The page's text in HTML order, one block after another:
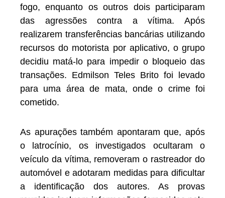
fogo, enquanto os outros dois participaram
das agressões contra a vítima. Após
realizarem transferências bancárias utilizando
recursos do motorista por aplicativo, o grupo
decidiu matá-lo para impedir o bloqueio das
transações. Edmilson Teles Brito foi levado
para uma área de mata, onde o crime foi
cometido.
As apurações também apontaram que, após
o latrocínio, os investigados ocultaram o
veículo da vítima, removeram o rastreador do
automóvel e adotaram medidas para dificultar
a identificação dos autores. As provas